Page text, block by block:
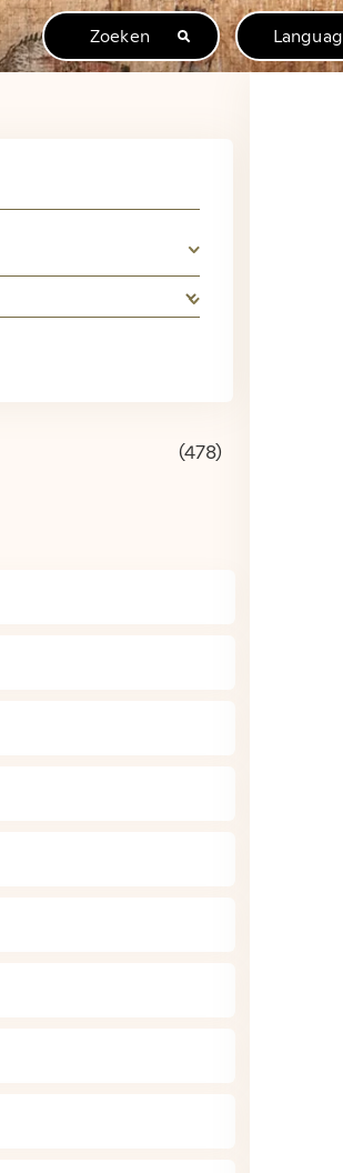
Zoeken
Oudheden.
en de privéarchieven
(478)